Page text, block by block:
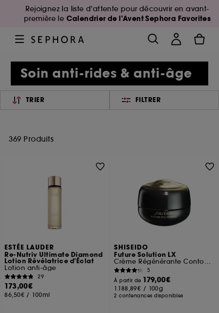
Rejoignez la liste d'attente pour découvrir en avant-
première le Calendrier de l'Avent Sephora Favorites
Soin anti-rides & anti-âge
TRIER FILTRER
369 Produits
ESTÉE LAUDER
Re-Nutriv Ultimate Diamond
Lotion Révélatrice d'Éclat
Lotion anti-âge
29
173,00€
86,50€ / 100ml
SHISEIDO
Future Solution LX
Crème Régénérante Contour Yeux et Lèvres
5
À partir de 179,00€
1.188,89€ / 100g
2 contenances disponibles